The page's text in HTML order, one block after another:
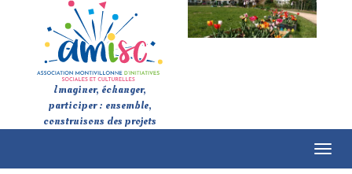
Imaginer, échanger,
participer : ensemble,
construisons des projets